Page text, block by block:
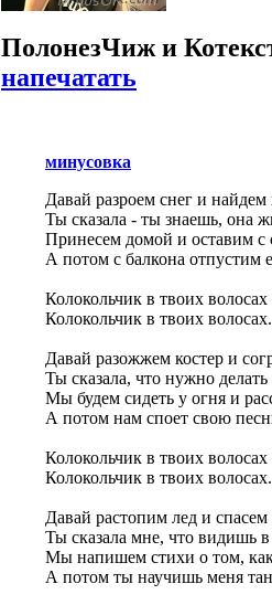
ПолонезЧиж и Ко
напечатать
минусовка
Давай разроем снег и найдем
Ты сказала - ты знаешь, она
Принесем домой и оставим с
А потом с балкона отпустим
Колокольчик в твоих волосах
Колокольчик в твоих
Давай разожжем костер и
Ты сказала, что нужно
Мы будем сидеть у огня и
А потом нам споет свою
Колокольчик в твоих волосах
Колокольчик в твоих
Давай растопим лед и
Ты сказала мне, что видишь
Мы напишем стихи о том,
А потом ты научишь меня